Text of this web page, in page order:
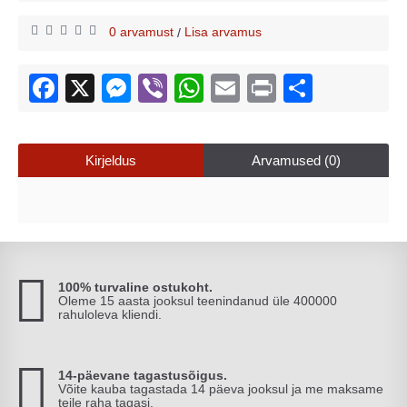
0 arvamust / Lisa arvamus
Kirjeldus Arvamused (0)
100% turvaline ostukoht.
Oleme 15 aasta jooksul teenindanud üle 400000
rahuloleva kliendi.
14-päevane tagastusõigus.
Võite kauba tagastada 14 päeva jooksul ja me maksame
teile raha tagasi.